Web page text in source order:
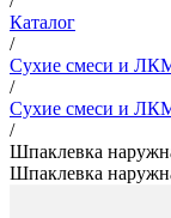
Каталог
/
Сухие смеси и
/
Сухие смеси и
/
Шпаклевка
Шпаклевка